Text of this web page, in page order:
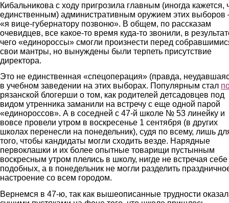
Кибальникова с ходу пригрозила главным (иногда кажется,
единственным) административным оружием этих выборов
«я вице-губернатору позвоню». В общем, по рассказам
очевидцев, все какое-то время куда-то звонили, в
чего «единороссы» смогли произнести перед
свои мантры, но вынуждены были терпеть присутствие
директора.
Это не единственная «спецоперация» (правда,
в учебном заведении на этих выборах. Популярным стал
рязанской блогерши о том, как родителей детсадовцев под
видом утренника заманили на встречу с еще одной парой
«единороссов». А в соседней с 47-й школе № 53 линейку и
вовсе провели утром в воскресенье 1 сентября (в других
школах перенесли на понедельник), судя по всему, лишь
того, чтобы кандидаты могли сходить везде. Нарядные
первоклашки и их более опытные товарищи пустынным
воскресным утром плелись в школу, нигде не встречая себе
подобных, а в понедельник не могли разделить
настроение со всем городом.
Вернемся в 47-ю, так как вышеописанные трудности